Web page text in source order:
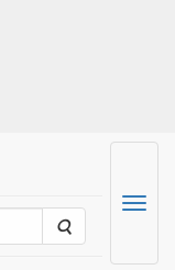
Zoeken
Menu